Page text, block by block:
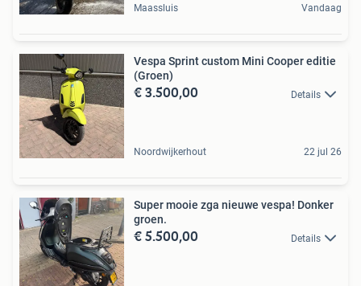
Maassluis Vandaag
Vespa Sprint custom Mini Cooper editie
(Groen)
€ 3.500,00 Details
Noordwijkerhout 22 jul 26
Super mooie zga nieuwe vespa! Donker
groen.
€ 5.500,00 Details